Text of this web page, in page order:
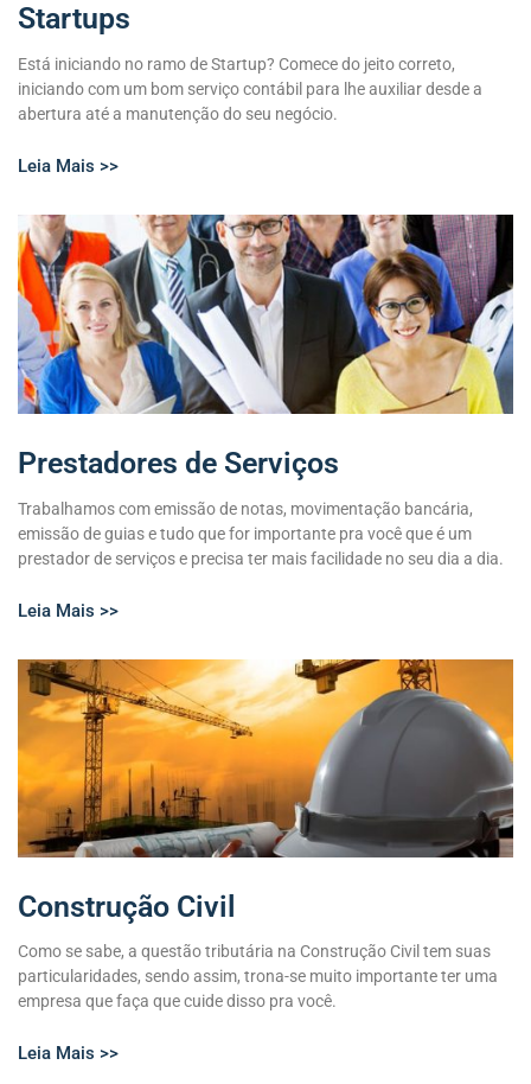
Startups
Está iniciando no ramo de Startup? Comece do jeito correto,
iniciando com um bom serviço contábil para lhe auxiliar desde a
abertura até a manutenção do seu negócio.
Leia Mais >>
Prestadores de Serviços
Trabalhamos com emissão de notas, movimentação bancária,
emissão de guias e tudo que for importante pra você que é um
prestador de serviços e precisa ter mais facilidade no seu dia a dia.
Leia Mais >>
Construção Civil
Como se sabe, a questão tributária na Construção Civil tem suas
particularidades, sendo assim, trona-se muito importante ter uma
empresa que faça que cuide disso pra você.
Leia Mais >>